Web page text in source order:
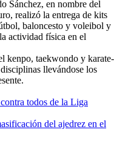
Sánchez, en nombre del
realizó la entrega de kits
baloncesto y voleibol y
actividad física en el
kenpo, taekwondo y karate-
llevándose los
todos de la Liga
del ajedrez en el